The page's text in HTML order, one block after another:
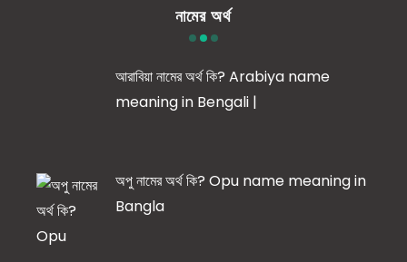
নামের অর্থ
আরাবিয়া নামের অর্থ কি? Arabiya name
meaning in Bengali |
অপু নামের অর্থ কি? Opu name meaning in
Bangla